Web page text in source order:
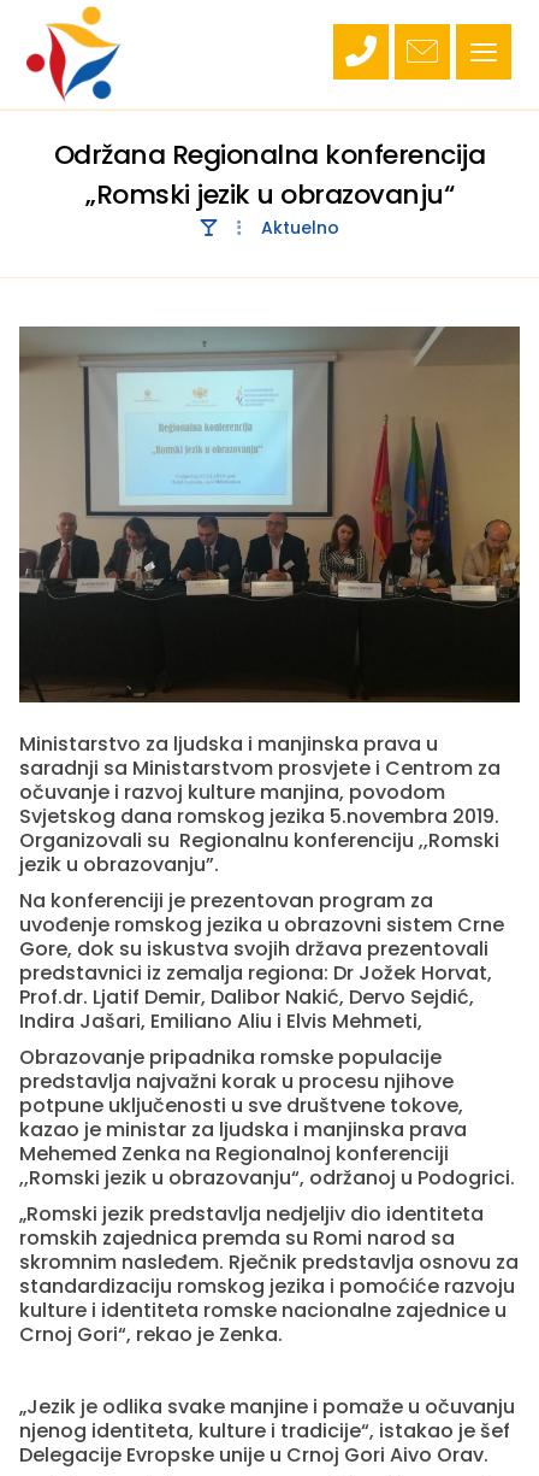
Održana Regionalna konferencija
„Romski jezik u obrazovanju“
Aktuelno
Ministarstvo za ljudska i manjinska prava u
saradnji sa Ministarstvom prosvjete i Centrom za
očuvanje i razvoj kulture manjina, povodom
Svjetskog dana romskog jezika 5.novembra 2019.
Organizovali su Regionalnu konferenciju ,,Romski
jezik u obrazovanju”.
Na konferenciji je prezentovan program za
uvođenje romskog jezika u obrazovni sistem Crne
Gore, dok su iskustva svojih država prezentovali
predstavnici iz zemalja regiona: Dr Jožek Horvat,
Prof.dr. Ljatif Demir, Dalibor Nakić, Dervo Sejdić,
Indira Jašari, Emiliano Aliu i Elvis Mehmeti,
Obrazovanje pripadnika romske populacije
predstavlja najvažni korak u procesu njihove
potpune uključenosti u sve društvene tokove,
kazao je ministar za ljudska i manjinska prava
Mehemed Zenka na Regionalnoj konferenciji
,,Romski jezik u obrazovanju“, održanoj u Podogrici.
„Romski jezik predstavlja nedjeljiv dio identiteta
romskih zajednica premda su Romi narod sa
skromnim nasleđem. Rječnik predstavlja osnovu za
standardizaciju romskog jezika i pomoćiće razvoju
kulture i identiteta romske nacionalne zajednice u
Crnoj Gori“, rekao je Zenka.
„Jezik je odlika svake manjine i pomaže u očuvanju
njenog identiteta, kulture i tradicije“, istakao je šef
Delegacije Evropske unije u Crnoj Gori Aivo Orav.